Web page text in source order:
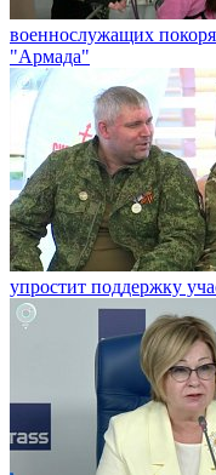
военнослужащих
"Армада"
упростит поддержку